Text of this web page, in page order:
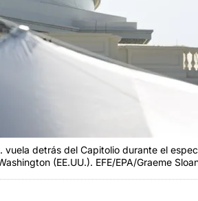
detrás del Capitolio durante el
(EE.UU.). EFE/EPA/Graeme